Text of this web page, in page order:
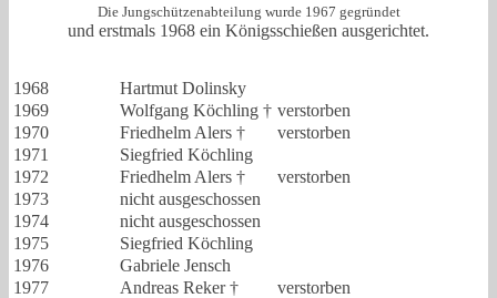
Die Jungschützenabteilung wurde 1967 gegründet
und erstmals 1968 ein Königsschießen ausgerichtet.
1968
Hartmut Dolinsky
1969
Wolfgang Köchling † verstorben
1970
Friedhelm Alers †
verstorben
1971
Siegfried Köchling
1972
Friedhelm Alers †
verstorben
1973
nicht ausgeschossen
1974
nicht ausgeschossen
1975
Siegfried Köchling
1976
Gabriele Jensch
1977
Andreas Reker †
verstorben